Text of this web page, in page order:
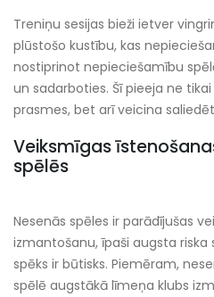
Treniņu sesijas bieži ietver
plūstošo kustību, kas
nostiprinot nepieciešamību
un sadarboties. Šī pieeja ne
prasmes, bet arī veicina
Veiksmīgas
spēlēs
Nesenās spēles ir parādījušas
izmantošanu, īpaši augsta riska
spēks ir būtisks. Piemēram,
spēlē augstākā līmeņa klubs